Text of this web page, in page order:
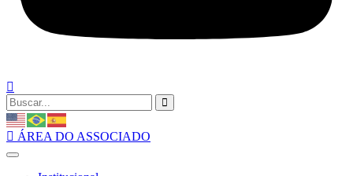
ÁREA DO ASSOCIADO